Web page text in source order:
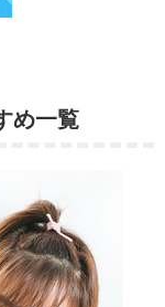
め一覧